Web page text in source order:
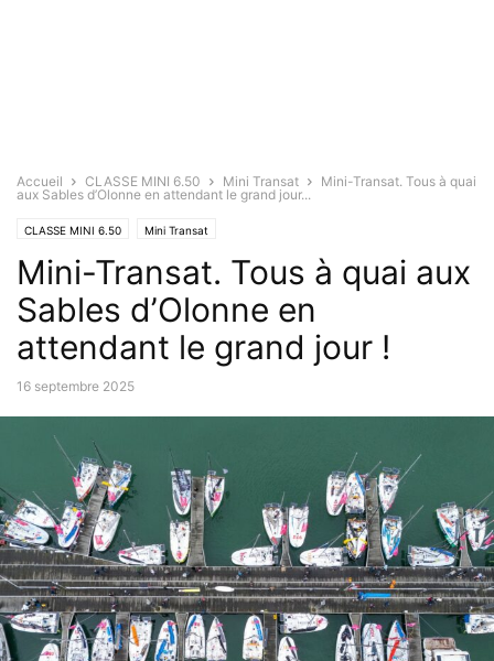
Accueil CLASSE MINI 6.50 Mini Transat
Mini-Transat. Tous à quai
aux Sables d’Olonne en attendant le grand jour...
CLASSE MINI 6.50 Mini Transat
Mini-Transat. Tous à quai aux
Sables d’Olonne en
attendant le grand jour !
16 septembre 2025